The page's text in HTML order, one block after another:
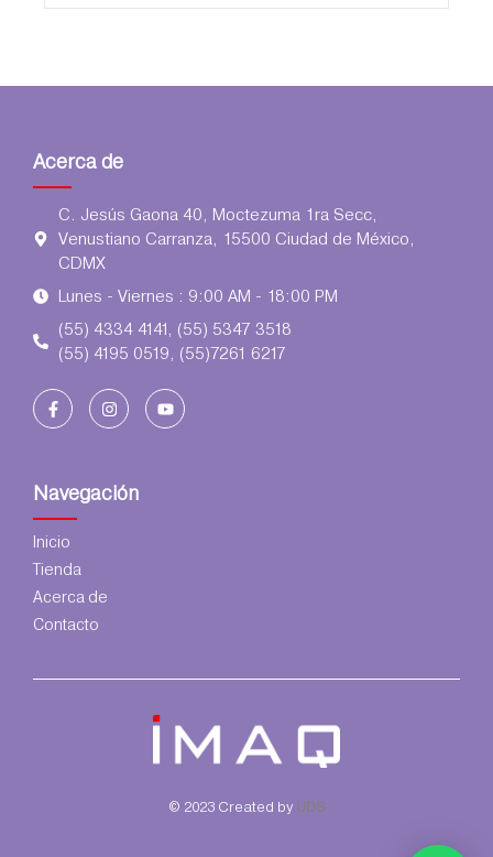
Acerca de
C. Jesús Gaona 40, Moctezuma 1ra Secc,
Venustiano Carranza, 15500 Ciudad de México,
CDMX
Lunes - Viernes : 9:00 AM - 18:00 PM
(55) 4334 4141, (55) 5347 3518
(55) 4195 0519, (55)7261 6217
Navegación
Inicio
Tienda
Acerca de
Contacto
© 2023 Created by UDS